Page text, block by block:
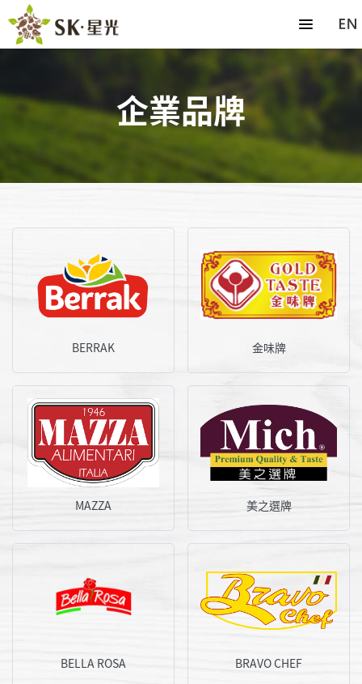
企業品牌
BERRAK 金味牌
MAZZA 美之選牌
BELLA ROSA BRAVO CHEF